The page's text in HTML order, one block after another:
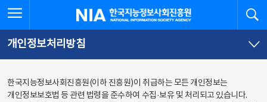
바로가기
바로가기
한국지능정보사회진흥원
개인정보처리방침
한국지능정보사회진흥원(이하 진흥원)이 취급하는 모든 개인정보는
개인정보보호법 등 관련 법령을 준수하여 수집·보유 및 처리되고 있습니다.